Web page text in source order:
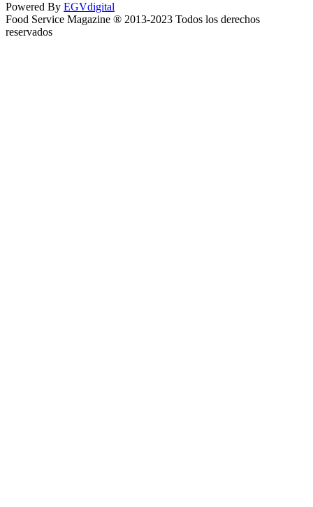
Powered By EGVdigital
Food Service Magazine ® 2013-2023 Todos los derechos
reservados